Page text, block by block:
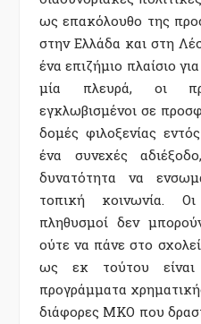
ως επακόλουθο της
στην Ελλάδα και στη
ένα επιζήμιο πλαίσιο
μία πλευρά, οι
εγκλωβισμένοι σε
δομές φιλοξενίας
ένα συνεχές
δυνατότητα να
τοπική κοινωνία. Οι
πληθυσμοί δεν
ούτε να πάνε στο
ως εκ τούτου είναι
προγράμματα
διάφορες ΜΚΟ που